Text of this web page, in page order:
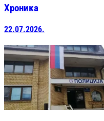
Хроника
22.07.2026.